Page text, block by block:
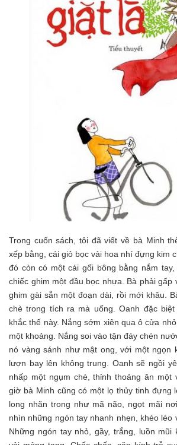
Trong cuốn sách, tôi đã viết về bà Minh
xếp bằng, cái giỏ bọc vải hoa nhí đựng kim
đó còn có một cái gối bông bằng nắm
chiếc ghim một đầu bọc nhựa. Bà phải gấp
ghim gài sẵn một đoạn dài, rồi mới khâu.
chè trong tích ra mà uống. Oanh đặc
khắc thế này. Nắng sớm xiên qua ô cửa
một khoảng. Nắng soi vào tận đáy chén
nó vàng sánh như mật ong, với một ngọn
lượn bay lên không trung. Oanh sẽ ngồi
nhấp một ngụm chè, thỉnh thoảng ăn một
giờ bà Minh cũng có một lọ thủy tinh đựng
long nhãn trong như mã não, ngọt mãi
nhìn những ngón tay nhanh nhẹn, khéo léo
Những ngón tay nhỏ, gầy, trắng, luồn mũi